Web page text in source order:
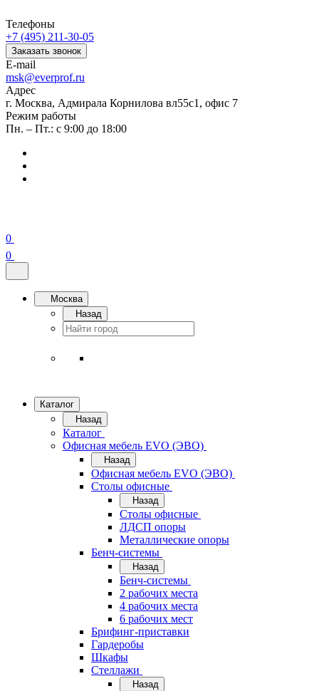
Телефоны
+7 (495) 211-30-05
Заказать звонок
E-mail
msk@everprof.ru
Адрес
г. Москва, Адмирала Корнилова вл55с1, офис 7
Режим работы
Пн. – Пт.: с 9:00 до 18:00
0
0
Москва
Назад
Каталог
Назад
Каталог
Офисная мебель EVO (ЭВО)
Назад
Офисная мебель EVO (ЭВО)
Cтолы офисные
Назад
Cтолы офисные
ЛДСП опоры
Металлические опоры
Бенч-системы
Назад
Бенч-системы
2 рабочих места
4 рабочих места
6 рабочих мест
Брифинг-приставки
Гардеробы
Шкафы
Стеллажи
Назад